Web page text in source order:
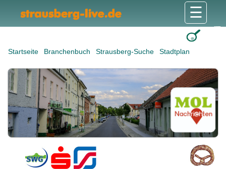
Startseite Branchenbuch Strausberg-Suche Stadtplan
☰